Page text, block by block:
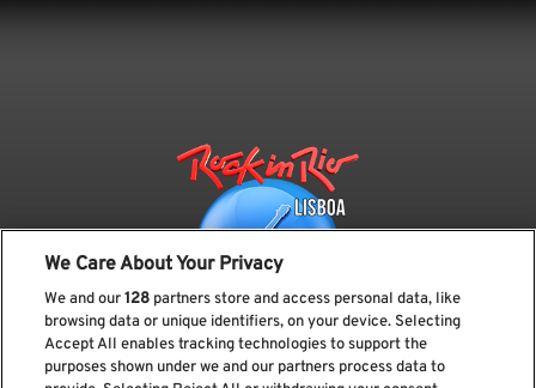
We Care About Your Privacy
We and our128 partners store and access personal data, like
browsing data or unique identifiers, on your device. Selecting
Accept All enables tracking technologies to support the
purposes shown under we and our partners process data to